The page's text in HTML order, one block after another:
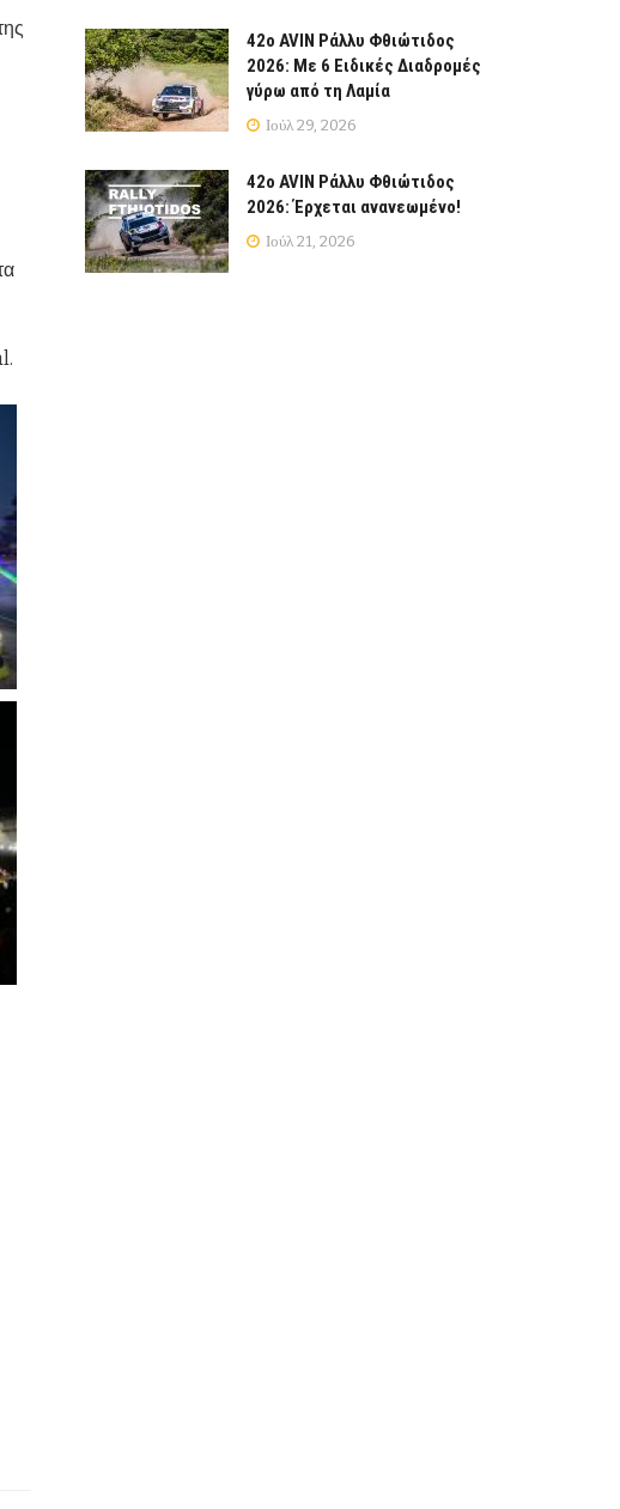
42ο AVIN Ράλλυ Φθιώτιδος
2026: Με 6 Ειδικές Διαδρομές
γύρω από τη Λαμία
Ιούλ 29, 2026
42ο AVIN Ράλλυ Φθιώτιδος
2026: Έρχεται ανανεωμένο!
Ιούλ 21, 2026